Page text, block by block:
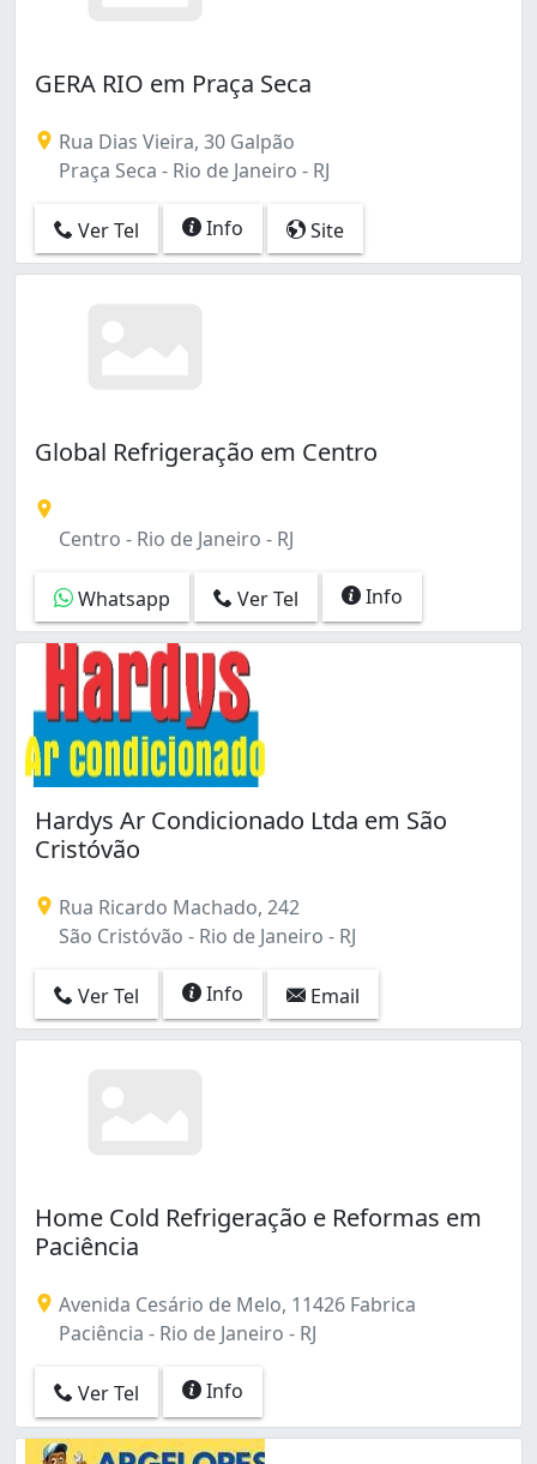
GERA RIO em Praça Seca
Rua Dias Vieira, 30 Galpão
Praça Seca - Rio de Janeiro - RJ
Ver Tel Info Site
Global Refrigeração em Centro
Centro - Rio de Janeiro - RJ
Whatsapp Ver Tel Info
Hardys Ar Condicionado Ltda em São
Cristóvão
Rua Ricardo Machado, 242
São Cristóvão - Rio de Janeiro - RJ
Ver Tel Info Email
Home Cold Refrigeração e Reformas em
Paciência
Avenida Cesário de Melo, 11426 Fabrica
Paciência - Rio de Janeiro - RJ
Ver Tel Info